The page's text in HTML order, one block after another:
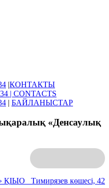
|КОНТАКТЫ
| CONTACTS
| БАЙЛАНЫСТАР
«Денсаулық
ҚІЫО Тимирязев көшесі, 42